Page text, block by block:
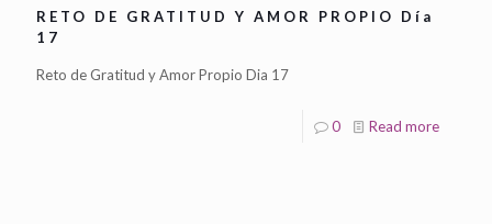
RETO DE GRATITUD Y AMOR PROPIO Día
17
Reto de Gratitud y Amor Propio Dia 17
0 Read more